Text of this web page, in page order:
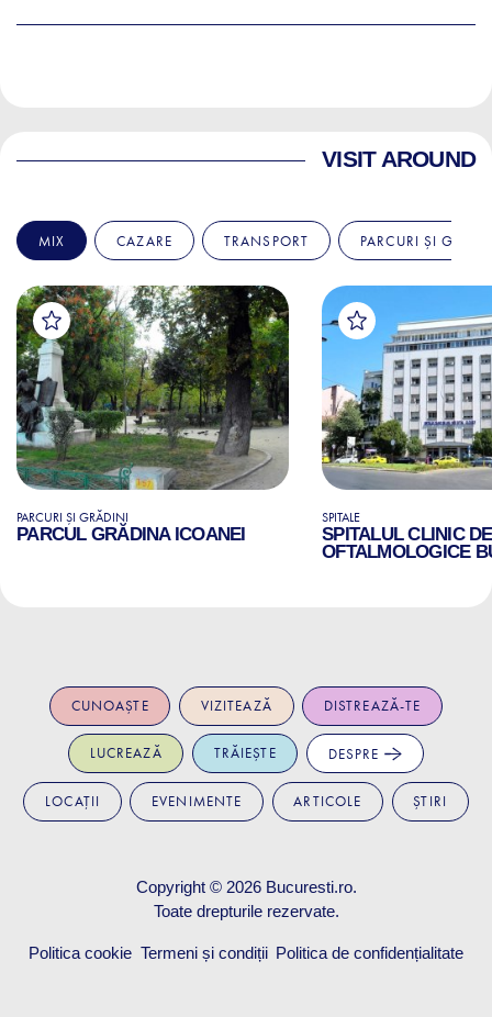
VISIT AROUND
MIX CAZARE TRANSPORT PARCURI ȘI
PARCURI ȘI GRĂDINI
PARCUL GRĂDINA ICOANEI
SPITALE
SPITALUL CLINIC
OFTALMOLOGICE
CUNOAȘTE VIZITEAZĂ DISTREAZĂ-TE
LUCREAZĂ TRĂIEȘTE DESPRE
LOCAȚII EVENIMENTE ARTICOLE ȘTIRI
Copyright © 2026 Bucuresti.ro.
Toate drepturile rezervate.
Politica cookie Termeni și condiții Politica de confidențialitate